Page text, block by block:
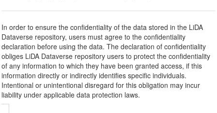
In order to ensure the confidentiality of the data stored in the LiDA
Dataverse repository, users must agree to the confidentiality
declaration before using the data. The declaration of confidentiality
obliges LiDA Dataverse repository users to protect the confidentiality
of any information to which they have been granted access, if this
information directly or indirectly identifies specific individuals.
Intentional or unintentional disregard for this obligation may incur
liability under applicable data protection laws.